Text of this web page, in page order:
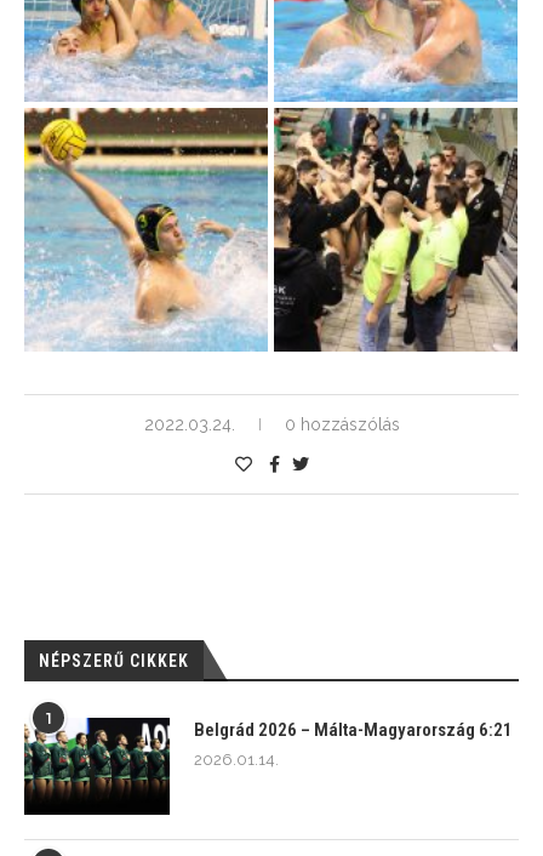
2022.03.24. 0 hozzászólás
NÉPSZERŰ CIKKEK
1
Belgrád 2026 – Málta-Magyarország 6:21
2026.01.14.